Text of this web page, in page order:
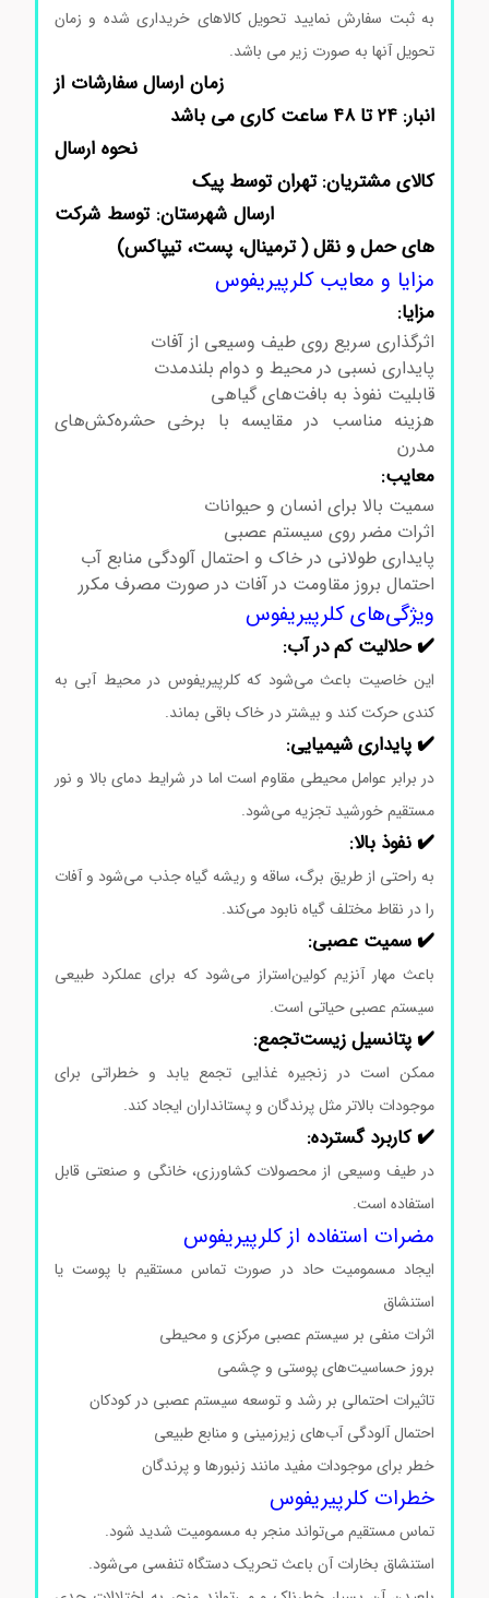
به ثبت سفارش نمایید تحویل کالاهای خریداری شده و زمان
تحویل آنها به صورت زیر می باشد.
زمان ارسال سفارشات از
انبار: ۲۴ تا ۴۸ ساعت کاری می باشد
نحوه ارسال
کالای مشتریان: تهران توسط پیک
ارسال شهرستان: توسط شرکت
های حمل و نقل ( ترمینال، پست، تیپاکس)
مزایا و معایب کلرپیریفوس
مزایا:
اثرگذاری سریع روی طیف وسیعی از آفات
پایداری نسبی در محیط و دوام بلندمدت
قابلیت نفوذ به بافت‌های گیاهی
هزینه مناسب در مقایسه با برخی حشره‌کش‌های
مدرن
معایب:
سمیت بالا برای انسان و حیوانات
اثرات مضر روی سیستم عصبی
پایداری طولانی در خاک و احتمال آلودگی منابع آب
احتمال بروز مقاومت در آفات در صورت مصرف مکرر
ویژگی‌های کلرپیریفوس
✔️ حلالیت کم در آب:
این خاصیت باعث می‌شود که کلرپیریفوس در محیط آبی به
کندی حرکت کند و بیشتر در خاک باقی بماند.
✔️ پایداری شیمیایی:
در برابر عوامل محیطی مقاوم است اما در شرایط دمای بالا و نور
مستقیم خورشید تجزیه می‌شود.
✔️ نفوذ بالا:
به راحتی از طریق برگ، ساقه و ریشه گیاه جذب می‌شود و آفات
را در نقاط مختلف گیاه نابود می‌کند.
✔️ سمیت عصبی:
باعث مهار آنزیم کولین‌استراز می‌شود که برای عملکرد طبیعی
سیستم عصبی حیاتی است.
✔️ پتانسیل زیست‌تجمع:
ممکن است در زنجیره غذایی تجمع یابد و خطراتی برای
موجودات بالاتر مثل پرندگان و پستانداران ایجاد کند.
✔️ کاربرد گسترده:
در طیف وسیعی از محصولات کشاورزی، خانگی و صنعتی قابل
استفاده است.
مضرات استفاده از کلرپیریفوس
ایجاد مسمومیت حاد در صورت تماس مستقیم با پوست یا
استنشاق
اثرات منفی بر سیستم عصبی مرکزی و محیطی
بروز حساسیت‌های پوستی و چشمی
تاثیرات احتمالی بر رشد و توسعه سیستم عصبی در کودکان
احتمال آلودگی آب‌های زیرزمینی و منابع طبیعی
خطر برای موجودات مفید مانند زنبورها و پرندگان
خطرات کلرپیریفوس
تماس مستقیم می‌تواند منجر به مسمومیت شدید شود.
استنشاق بخارات آن باعث تحریک دستگاه تنفسی می‌شود.